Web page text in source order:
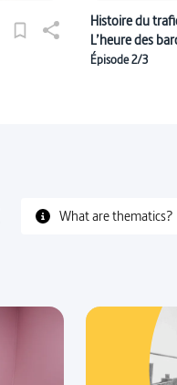
Histoire du
L’heure des
Épisode 2/3
What are thematics?